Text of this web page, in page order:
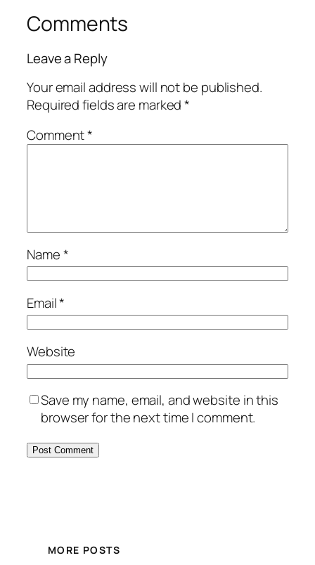
Comments
Leave a Reply
Your email address will not be published.
Required fields are marked*
Comment*
Name*
Email*
Website
Save my name, email, and website in this
browser for the next time I comment.
MORE POSTS